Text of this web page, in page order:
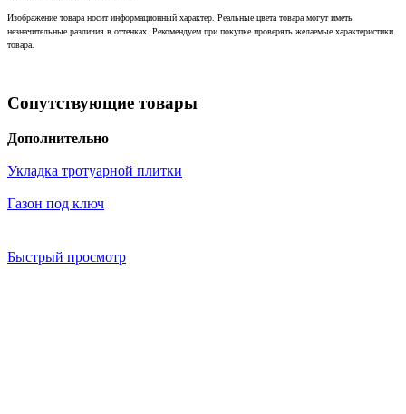
Изображение товара носит информационный характер. Реальные цвета товара могут иметь
незначительные различия в оттенках. Рекомендуем при покупке проверять желаемые характеристики
товара.
Сопутствующие товары
Дополнительно
Укладка тротуарной плитки
Газон под ключ
Быстрый просмотр